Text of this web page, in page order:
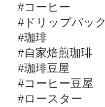
#コーヒー
# ドリップパック
#珈琲
#自家焙煎珈琲
#珈琲豆屋
#コーヒー豆屋
#ロースター